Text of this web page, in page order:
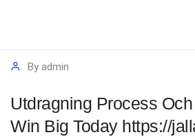
By admin
Utdragning Process
Win Big Today https://